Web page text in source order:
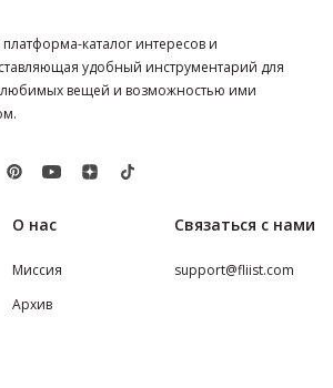
платформа-каталог интересов и
удобный инструментарий для
вещей и возможностью ими
О нас
Миссия
Архив
Связаться с нами
support@fliist.com